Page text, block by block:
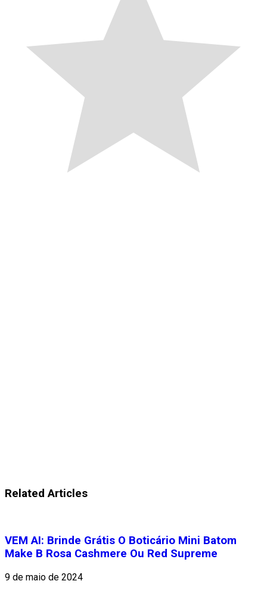
Related Articles
VEM AI: Brinde Grátis O Boticário Mini Batom
Make B Rosa Cashmere Ou Red Supreme
9 de maio de 2024